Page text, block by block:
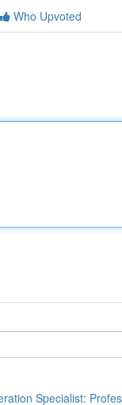
Who Upvoted
Specialist: